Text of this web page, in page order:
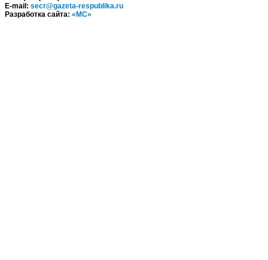
E-mail: secr@gazeta-respublika.ru
Разработка сайта: «МС»